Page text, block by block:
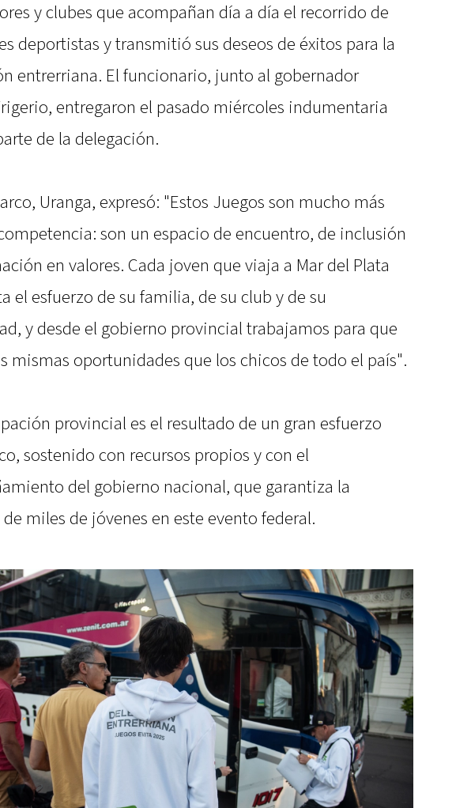
y clubes que acompañan día a día el recorrido de
deportistas y transmitió sus deseos de éxitos para la
entrerriana. El funcionario, junto al gobernador
entregaron el pasado miércoles indumentaria
de la delegación.
Uranga, expresó: "Estos Juegos son mucho más
son un espacio de encuentro, de inclusión
en valores. Cada joven que viaja a Mar del Plata
el esfuerzo de su familia, de su club y de su
y desde el gobierno provincial trabajamos para que
mismas oportunidades que los chicos de todo el país".
provincial es el resultado de un gran esfuerzo
sostenido con recursos propios y con el
del gobierno nacional, que garantiza la
miles de jóvenes en este evento federal.